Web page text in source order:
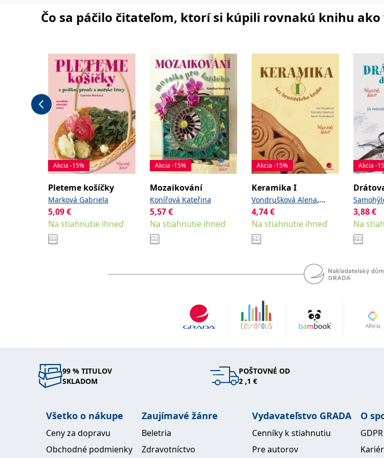
Čo sa páčilo čitateľom, ktorí si kúpili rovnakú knihu ako
Akcia -15%
Pleteme košíčky
Marková Gabriela
5,09€
Na stiahnutie ihneď
Akcia -15%
Mozaikování
Konířová Kateřina
5,57€
Na stiahnutie ihneď
Akcia -15%
Keramika I
Vondrušková Alena,
Pošustová Marcela
Placáková Eta
4,74€
Na stiahnutie ihneď
Akcia -
3,88€
Na
99 % TITULOV
SKLADOM
POŠTOVNÉ OD
2 ,1 €
Všetko o nákupe
Ceny za dopravu
Obchodné podmienky
Zaujímavé žánre
Beletria
Zdravotníctvo
Vydavateľstvo GRADA
Cenníky k stiahnutiu
Pre autorov
O
GDPR